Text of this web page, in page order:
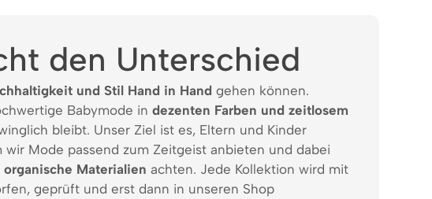
den Unterschied
und Stil Hand in Hand gehen können.
Babymode in dezenten Farben und zeitlosem
bleibt. Unser Ziel ist es, Eltern und Kinder
Mode passend zum Zeitgeist anbieten und dabei
Materialien achten. Jede Kollektion wird mit
geprüft und erst dann in unseren Shop